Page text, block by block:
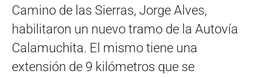
Camino de las Sierras, Jorge Alves,
habilitaron un nuevo tramo de la Autovía
Calamuchita. El mismo tiene una
extensión de 9 kilómetros que se